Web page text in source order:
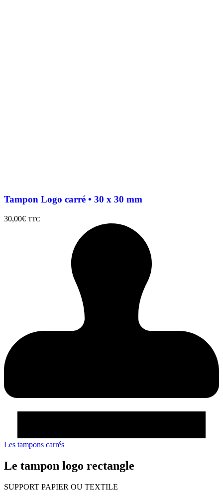
Tampon Logo carré • 30 x 30 mm
30,00€ TTC
Les tampons carrés
Le tampon logo rectangle
SUPPORT PAPIER OU TEXTILE